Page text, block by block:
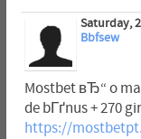
Saturday,
Bbfsew
Mostbet вЂ“ o
de bГґnus + 270
https://